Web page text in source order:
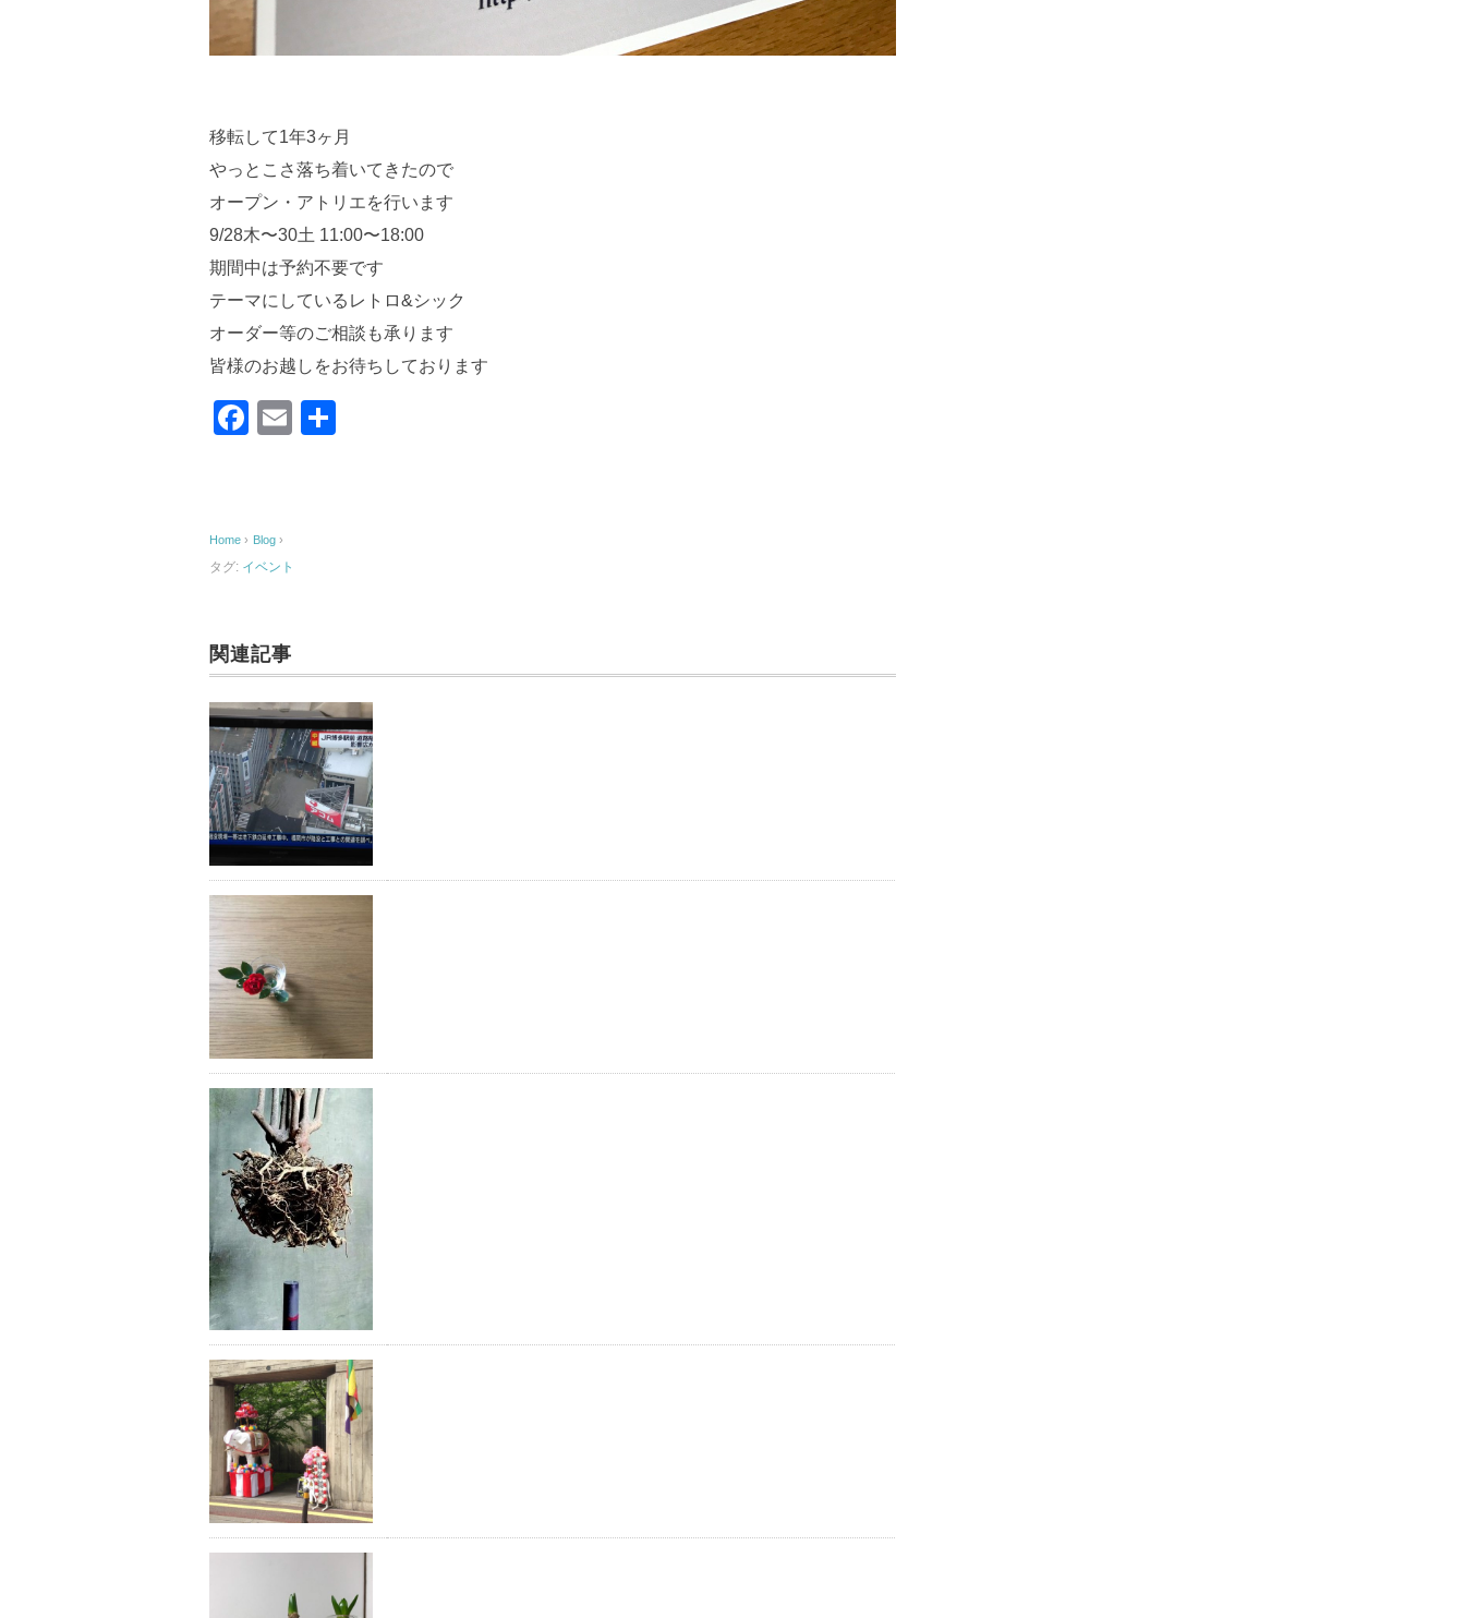
移転して1年3ヶ月
やっとこさ落ち着いてきたので
オープン・アトリエを行います
9/28木〜30土 11:00〜18:00
期間中は予約不要です
テーマにしているレトロ&シック
オーダー等のご相談も承ります
皆様のお越しをお待ちしております
F
b
k
E
Home › Blog ›
タグ: イベント
関連記事